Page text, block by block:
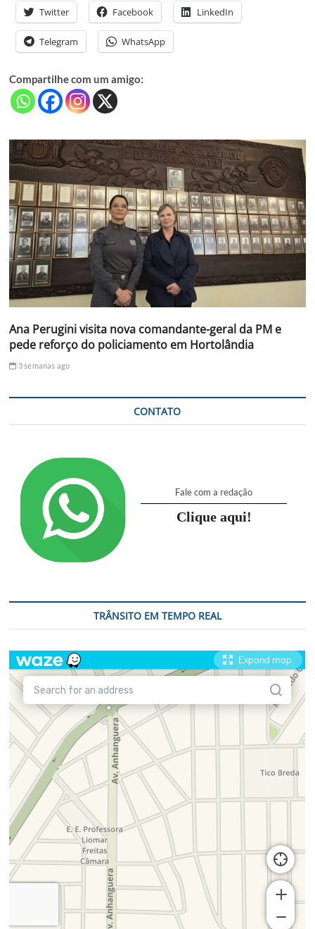
Twitter Facebook LinkedIn
Telegram WhatsApp
Compartilhe com um amigo:
Ana Perugini visita nova comandante-geral da PM e
pede reforço do policiamento em Hortolândia
3 semanas ago
CONTATO
Fale com a redação
Clique aqui!
TRÂNSITO EM TEMPO REAL